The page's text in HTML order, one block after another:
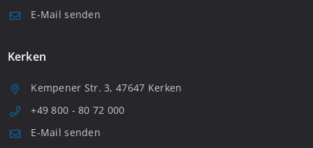
E-Mail senden
Kerken
Kempener Str. 3, 47647 Kerken
+49 800 - 80 72 000
E-Mail senden